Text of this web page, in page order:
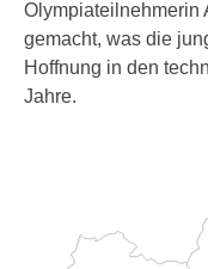
Olympiateilnehmerin
gemacht, was die
Hoffnung in den
Jahre.